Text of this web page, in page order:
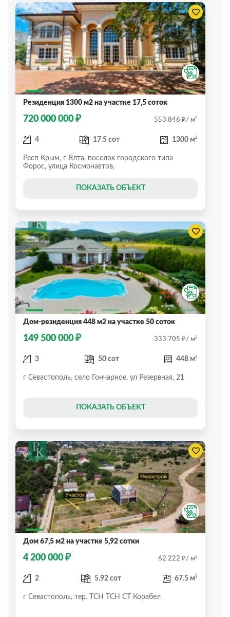
Резиденция 1300 м2 на участке 17,5 соток
720 000 000 ₽ 553 846 ₽/ м2
4 17.5 сот 1300 м2
Респ Крым, г Ялта, поселок городского типа
Форос, улица Космонавтов,
ПОКАЗАТЬ ОБЪЕКТ
Дом-резиденция 448 м2 на участке 50 соток
149 500 000 ₽ 333 705 ₽/ м2
3 50 сот 448 м2
г Севастополь, село Гончарное, ул Резервная, 21
ПОКАЗАТЬ ОБЪЕКТ
Дом 67,5 м2 на участке 5,92 сотки
4 200 000 ₽ 62 222 ₽/ м2
2 5.92 сот 67.5 м2
г Севастополь, тер. ТСН ТСН СТ Корабел